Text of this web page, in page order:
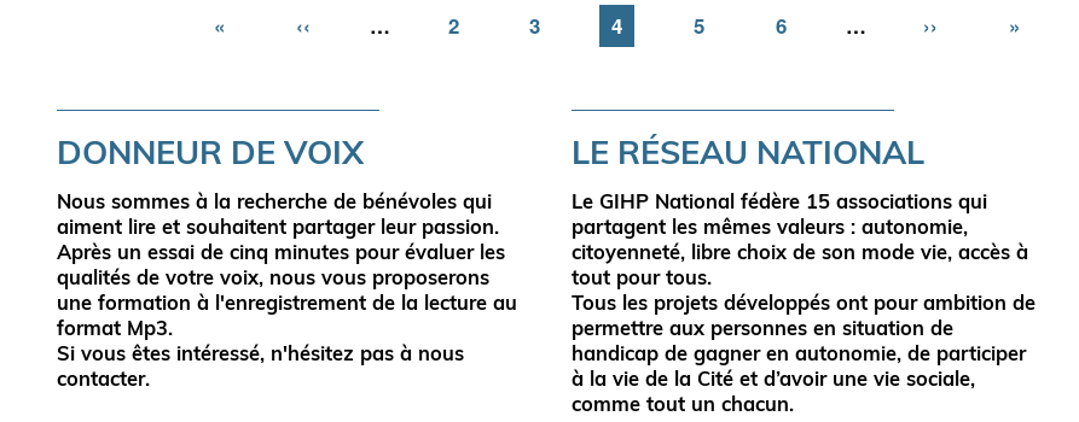
Première
«
Page
‹‹ … Page
2 Page
3 Page
4 Page
5 Page
6 …
Page
››
Dernière
»
DONNEUR DE VOIX
Nous sommes à la recherche de bénévoles qui
aiment lire et souhaitent partager leur passion.
Après un essai de cinq minutes pour évaluer les
qualités de votre voix, nous vous proposerons
une formation à l'enregistrement de la lecture au
format Mp3.
Si vous êtes intéressé, n'hésitez pas à nous
contacter.
LE RÉSEAU NATIONAL
Le GIHP National fédère 15 associationsqui
partagent les mêmes valeurs : autonomie,
citoyenneté, libre choix de son mode vie, accès à
tout pour tous.
Tous les projets développés ont pour ambition de
permettre aux personnes en situation de
handicap de gagner en autonomie, de participer
à la vie de la Cité et d’avoir une vie sociale,
comme tout un chacun.